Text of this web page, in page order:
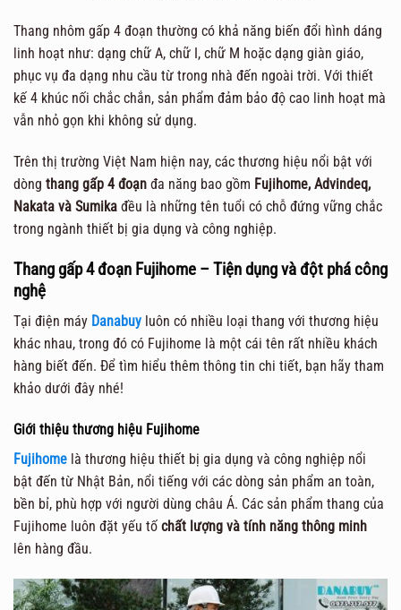
Thang nhôm gấp 4 đoạn thường có khả năng biến đổi hình dáng
linh hoạt như: dạng chữ A, chữ I, chữ M hoặc dạng giàn giáo,
phục vụ đa dạng nhu cầu từ trong nhà đến ngoài trời. Với thiết
kế 4 khúc nối chắc chắn, sản phẩm đảm bảo độ cao linh hoạt mà
vẫn nhỏ gọn khi không sử dụng.
Trên thị trường Việt Nam hiện nay, các thương hiệu nổi bật với
dòng thang gấp 4 đoạn đa năng bao gồm Fujihome, Advindeq,
Nakata và Sumika đều là những tên tuổi có chỗ đứng vững chắc
trong ngành thiết bị gia dụng và công nghiệp.
Thang gấp 4 đoạn Fujihome – Tiện dụng và đột phá công
nghệ
Tại điện máy Danabuy luôn có nhiều loại thang với thương hiệu
khác nhau, trong đó có Fujihome là một cái tên rất nhiều khách
hàng biết đến. Để tìm hiểu thêm thông tin chi tiết, bạn hãy tham
khảo dưới đây nhé!
Giới thiệu thương hiệu Fujihome
Fujihome là thương hiệu thiết bị gia dụng và công nghiệp nổi
bật đến từ Nhật Bản, nổi tiếng với các dòng sản phẩm an toàn,
bền bỉ, phù hợp với người dùng châu Á. Các sản phẩm thang của
Fujihome luôn đặt yếu tố chất lượng và tính năng thông minh
lên hàng đầu.